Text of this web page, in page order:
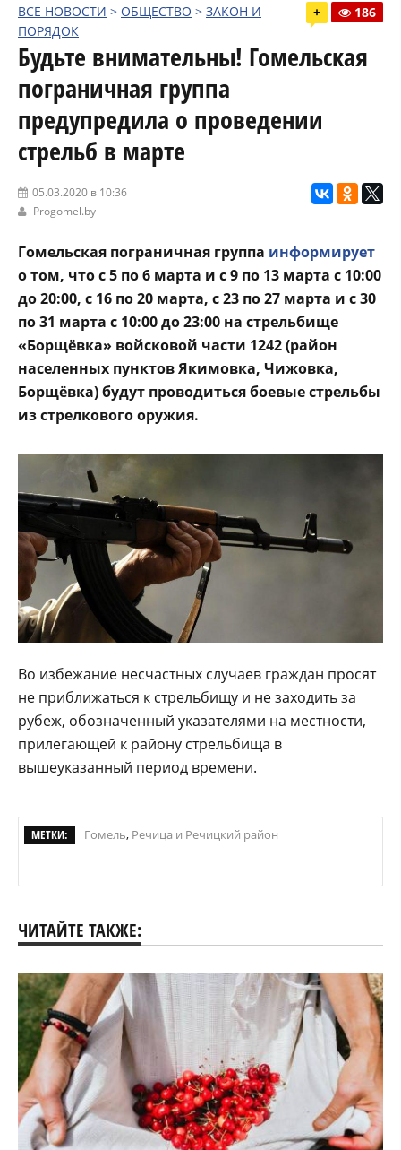
ВСЕ НОВОСТИ > ОБЩЕСТВО > ЗАКОН И
ПОРЯДОК
+ 186
Будьте внимательны! Гомельская
пограничная группа
предупредила о проведении
стрельб в марте
05.03.2020 в 10:36
Progomel.by
Гомельская пограничная группа информирует
о том, что с 5 по 6 марта и с 9 по 13 марта с 10:00
до 20:00, с 16 по 20 марта, с 23 по 27 марта и с 30
по 31 марта с 10:00 до 23:00 на стрельбище
«Борщёвка» войсковой части 1242 (район
населенных пунктов Якимовка, Чижовка,
Борщёвка) будут проводиться боевые стрельбы
из стрелкового оружия.
Во избежание несчастных случаев граждан просят
не приближаться к стрельбищу и не заходить за
рубеж, обозначенный указателями на местности,
прилегающей к району стрельбища в
вышеуказанный период времени. ​
МЕТКИ: Гомель, Речица и Речицкий район
ЧИТАЙТЕ ТАКЖЕ: